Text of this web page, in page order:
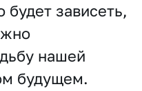
зависеть,
нашей
будущем.